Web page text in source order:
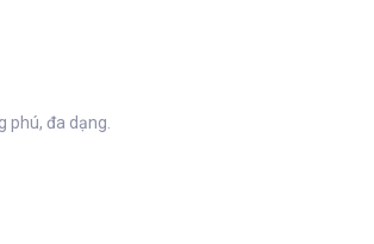
phú, đa dạng.